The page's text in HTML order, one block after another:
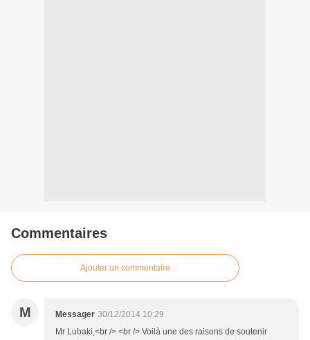
Commentaires
Ajouter un commentaire
M Messager 30/12/2014 10:29
Mr Lubaki,<br /> <br /> Voilà une des raisons de soutenir